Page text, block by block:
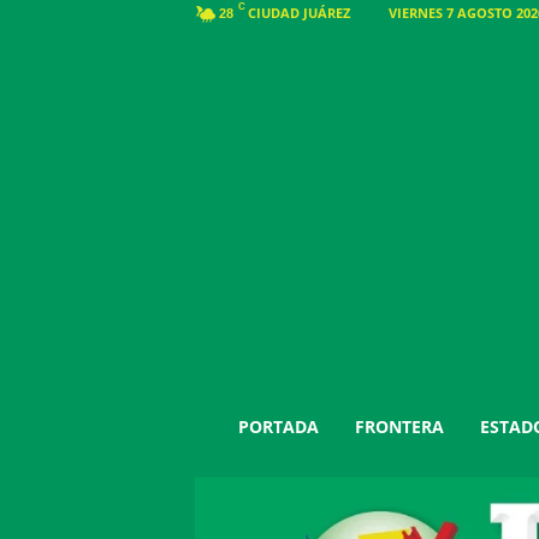
28 C CIUDAD JUÁREZ VIERNES 7 AGOSTO
PORTADA FRONTERA